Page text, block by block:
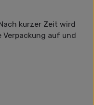
kurzer Zeit wird
auf und